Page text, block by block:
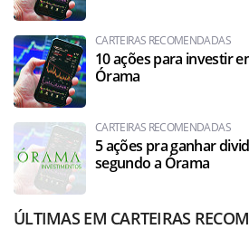
CARTEIRAS RECOMENDADAS
10 ações para investir
Órama
CARTEIRAS RECOMENDADAS
5 ações pra ganhar
segundo a Órama
ÚLTIMAS EM CARTEIRAS